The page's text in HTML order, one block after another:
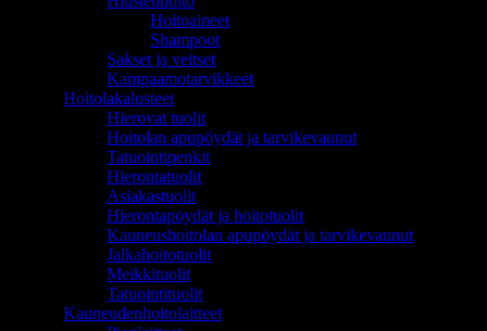
Hoitoaineet
Shampoot
Sakset ja veitset
Kampaamotarvikkeet
Hoitolakalusteet
Hierovat tuolit
Hoitolan apupöydät ja tarvikevaunut
Tatuointipenkit
Hierontatuolit
Asiakastuolit
Hierontapöydät ja hoitotuolit
Kauneushoitolan apupöydät ja tarvikevaunut
Jalkahoitotuolit
Meikkituolit
Tatuointituolit
Kauneudenhoitolaitteet